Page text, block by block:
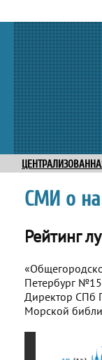
СМИ о
Рейтинг
Петербург
Директор СПб
Морской